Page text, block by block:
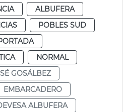
ALBUFERA
POBLES SUD
NORMAL
GOSÁLBEZ
EMBARCADERO
ALBUFERA